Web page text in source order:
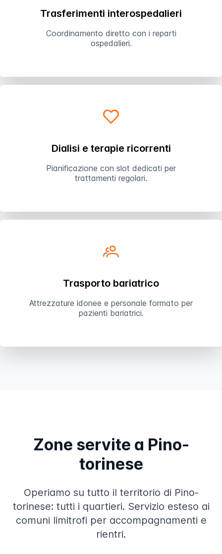
Trasferimenti interospedalieri
Coordinamento diretto con i reparti
ospedalieri.
Dialisi e terapie ricorrenti
Pianificazione con slot dedicati per
trattamenti regolari.
Trasporto bariatrico
Attrezzature idonee e personale formato per
pazienti bariatrici.
Zone servite a Pino-
torinese
Operiamo su tutto il territorio di Pino-
torinese: tutti i quartieri. Servizio esteso ai
comuni limitrofi per accompagnamenti e
rientri.